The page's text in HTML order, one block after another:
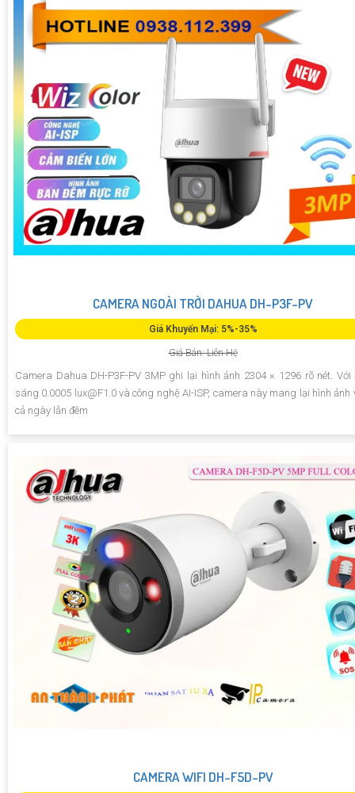
CAMERA NGOÀI TRỜI DAHUA DH-P3F-PV
Giá Khuyến Mại: 5%-35%
Giá Bán: Liên Hệ
Camera Dahua DH-P3F-PV 3MP ghi lại hình ảnh 2304 × 1296 rõ nét. Với
sáng 0.0005 lux@F1.0 và công nghệ AI-ISP, camera này mang lại hình ảnh
cả ngày lẫn đêm
CAMERA WIFI DH-F5D-PV